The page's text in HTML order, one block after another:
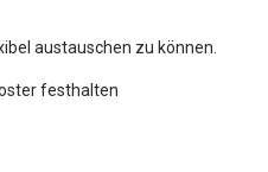
austauschen zu können.
festhalten